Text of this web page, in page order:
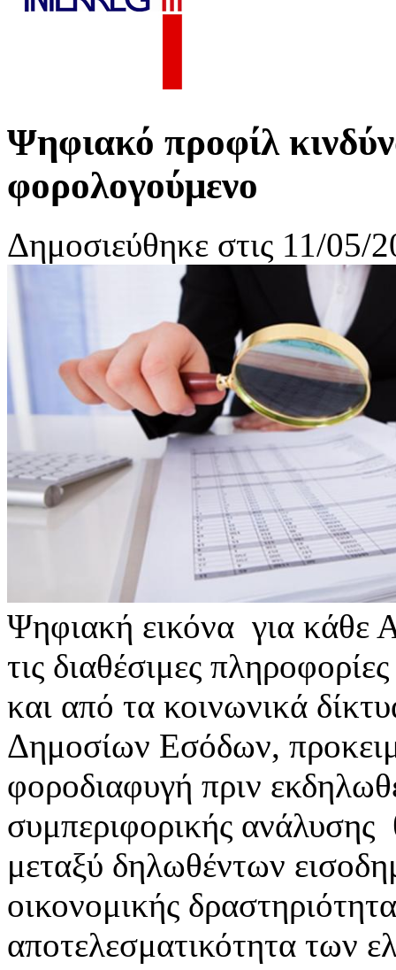
Ψηφιακό προφίλ
φορολογούμενο
Δημοσιεύθηκε στις 11/05/
Ψηφιακή εικόνα για κάθε
τις διαθέσιμες
και από τα κοινωνικά
Δημοσίων Εσόδων,
φοροδιαφυγή πριν
συμπεριφορικής ανάλυσης
μεταξύ δηλωθέντων
οικονομικής
αποτελεσματικότητα των